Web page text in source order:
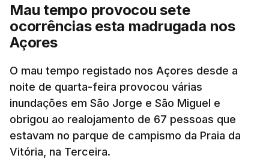
Mau tempo provocou sete
ocorrências esta madrugada nos
Açores
O mau tempo registado nos Açores desde a
noite de quarta-feira provocou várias
inundações em São Jorge e São Miguel e
obrigou ao realojamento de 67 pessoas que
estavam no parque de campismo da Praia da
Vitória, na Terceira.